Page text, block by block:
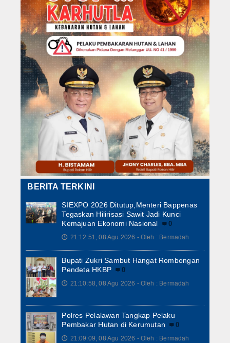
BERITA TERKINI
SIEXPO 2026 Ditutup,Menteri Bappenas
Tegaskan Hilirisasi Sawit Jadi Kunci
Kemajuan Ekonomi Nasional
0
🕔 21:12:51, 08 Agu 2026 - Oleh : Bermadah
Bupati Zukri Sambut Hangat Rombongan
Pendeta HKBP
0
🕔 21:10:58, 08 Agu 2026 - Oleh : Bermadah
Polres Pelalawan Tangkap Pelaku
Pembakar Hutan di Kerumutan
0
🕔 21:09:09, 08 Agu 2026 - Oleh : Bermadah